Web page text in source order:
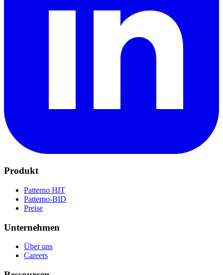
Produkt
Patterno HIT
Patterno-BID
Preise
Unternehmen
Über uns
Careers